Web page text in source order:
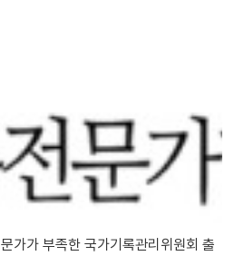
가가 부족한 국가기록관리위원회 출